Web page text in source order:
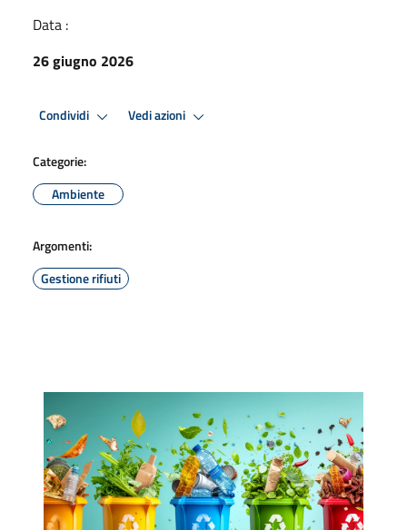
Data :
26 giugno 2026
Condividi Vedi azioni
Categorie:
Ambiente
Argomenti:
Gestione rifiuti